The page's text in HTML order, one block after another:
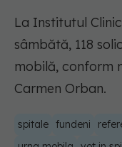
La Institutul
sâmbătă, 118
mobilă, conform
Carmen Orban.
spitale fundeni